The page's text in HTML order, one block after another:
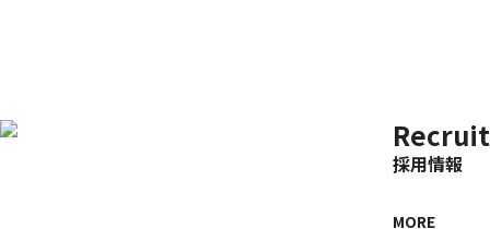
Recruit
採用情報
MORE